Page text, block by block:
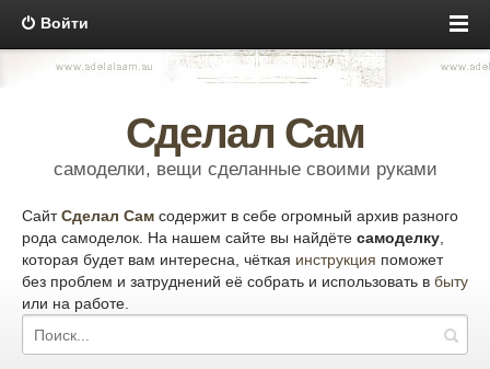
Войти
Сделал Сам
самоделки, вещи сделанные своими руками
СайтСделал Сам содержит в себе огромный архив разного
рода самоделок. На нашем сайте вы найдёте самоделку
которая будет вам интересна, чёткая инструкция поможет
без проблем и затруднений её собрать и использовать в быту
или на работе.